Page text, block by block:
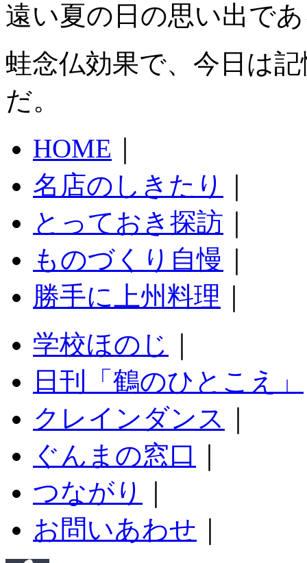
遠い夏の日の思い出で
蛙念仏効果で、今日は
だ。
HOME
名店のしきたり
とっておき探訪
ものづくり自慢
勝手に上州料理
学校ほのじ
日刊「鶴のひとこえ」
クレインダンス
ぐんまの窓口
つながり
お問いあわせ